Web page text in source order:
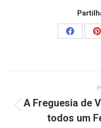
A Freguesia de
todos um